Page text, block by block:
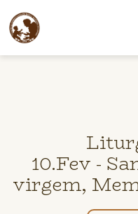
10.Fev -
virgem,